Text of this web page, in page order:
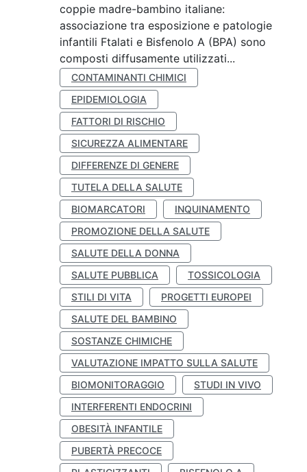
coppie madre-bambino italiane:
associazione tra esposizione e patologie
infantili Ftalati e Bisfenolo A (BPA) sono
composti diffusamente utilizzati...
CONTAMINANTI CHIMICI
EPIDEMIOLOGIA
FATTORI DI RISCHIO
SICUREZZA ALIMENTARE
DIFFERENZE DI GENERE
TUTELA DELLA SALUTE
BIOMARCATORI
INQUINAMENTO
PROMOZIONE DELLA SALUTE
SALUTE DELLA DONNA
SALUTE PUBBLICA
TOSSICOLOGIA
STILI DI VITA
PROGETTI EUROPEI
SALUTE DEL BAMBINO
SOSTANZE CHIMICHE
VALUTAZIONE IMPATTO SULLA SALUTE
BIOMONITORAGGIO
STUDI IN VIVO
INTERFERENTI ENDOCRINI
OBESITÀ INFANTILE
PUBERTÀ PRECOCE